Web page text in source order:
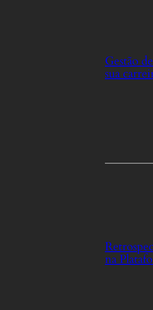
Gestão
sua
na